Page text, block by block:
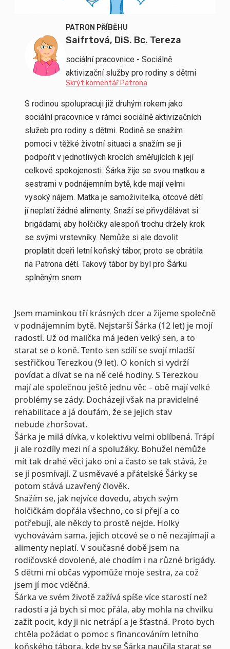
PATRON PŘÍBĚHU
Saifrtová, DiS. Bc. Tereza
sociální pracovnice - Sociálně
aktivizační služby pro rodiny s dětmi
Skrýt komentář Patrona
S rodinou spolupracuji již druhým rokem jako
sociální pracovnice v rámci sociálně aktivizačních
služeb pro rodiny s dětmi. Rodině se snažím
pomoci v těžké životní situaci a snažím se ji
podpořit v jednotlivých krocích směřujících k její
celkové spokojenosti. Šárka žije se svou matkou a
sestrami v podnájemním bytě, kde mají velmi
vysoký nájem. Matka je samoživitelka, otcové dětí
jí neplatí žádné alimenty. Snaží se přivydělávat si
brigádami, aby holčičky alespoň trochu držely krok
se svými vrstevníky. Nemůže si ale dovolit
proplatit dceři letní koňský tábor, proto se obrátila
na Patrona dětí. Takový tábor by byl pro Šárku
splněným snem.
Jsem maminkou tří krásných dcer a žijeme společně
v podnájemním bytě. Nejstarší Šárka (12 let) je mojí
radostí. Už od malička má jeden velký sen, a to
starat se o koně. Tento sen sdílí se svojí mladší
sestřičkou Terezkou (9 let). O koních si vydrží
povídat a dívat se na ně celé hodiny. S Terezkou
mají ale společnou ještě jednu věc – obě mají velké
problémy se zády. Docházejí však na pravidelné
rehabilitace a já doufám, že se jejich stav
nebude zhoršovat.
Šárka je milá dívka, v kolektivu velmi oblíbená. Trápí
ji ale rozdíly mezi ní a spolužáky. Bohužel nemůže
mít tak drahé věci jako oni a často se tak stává, že
se jí posmívají. Z usměvavé a přátelské Šárky se
potom stává uzavřený člověk.
Snažím se, jak nejvíce dovedu, abych svým
holčičkám dopřála všechno, co si přejí a co
potřebují, ale někdy to prostě nejde. Holky
vychovávám sama, jejich otcové se o ně nezajímají a
alimenty neplatí. V současné době jsem na
rodičovské dovolené, ale chodím i na různé brigády.
S dětmi mi občas vypomůže moje sestra, za což
jsem jí moc vděčná.
Šárka ve svém životě zažívá spíše více starostí než
radostí a já bych si moc přála, aby mohla na chvilku
zažít pocit, kdy ji nic netrápí a je šťastná. Proto bych
chtěla požádat o pomoc s financováním letního
koňského tábora, kde by se Šárka naučila starat se